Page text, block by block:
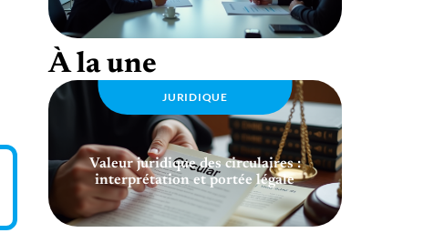
À la une
JURIDIQUE
Valeur juridique des circulaires :
interprétation et portée légale